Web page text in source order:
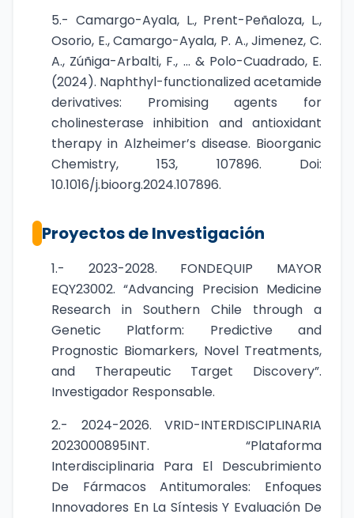
5.- Camargo-Ayala, L., Prent-Peñaloza, L.,
Osorio, E., Camargo-Ayala, P. A., Jimenez, C.
A., Zúñiga-Arbalti, F., … & Polo-Cuadrado, E.
(2024). Naphthyl-functionalized acetamide
derivatives: Promising agents for
cholinesterase inhibition and antioxidant
therapy in Alzheimer’s disease. Bioorganic
Chemistry, 153, 107896. Doi:
10.1016/j.bioorg.2024.107896.
Proyectos de Investigación
1.- 2023-2028. FONDEQUIP MAYOR
EQY23002. “Advancing Precision Medicine
Research in Southern Chile through a
Genetic Platform: Predictive and
Prognostic Biomarkers, Novel Treatments,
and Therapeutic Target Discovery”.
Investigador Responsable.
2.- 2024-2026. VRID-INTERDISCIPLINARIA
2023000895INT. “Plataforma
Interdisciplinaria Para El Descubrimiento
De Fármacos Antitumorales: Enfoques
Innovadores En La Síntesis Y Evaluación De